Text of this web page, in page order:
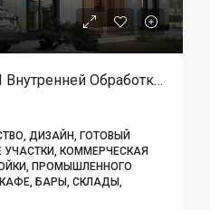
Услуги По Фасадной И Внутренней Обработке/ремонтным Работам
ДИЗАЙН, ГОТОВЫЙ
КОММЕРЧЕСКАЯ
ПРОМЫШЛЕННОГО
БАРЫ, СКЛАДЫ,